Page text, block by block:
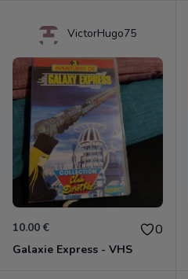
VictorHugo75
10.00 € 0
Galaxie Express - VHS